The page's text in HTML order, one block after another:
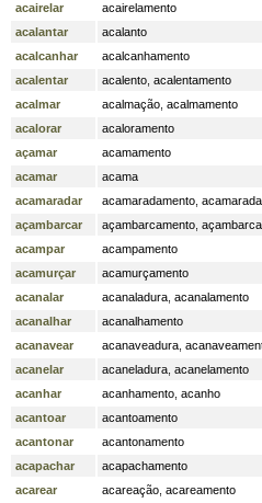
acairelar
acairelamento
acalantar
acalanto
acalcanhar
acalcanhamento
acalentar
acalento acalentamento
acalmar
acalmação acalmamento
acalorar
acaloramento
açamar
acamamento
acamar
acama
acamaradar
acamaradamento
açambarcar
açambarcamento
acampar
acampamento
acamurçar
acamurçamento
acanalar
acanaladura acanalamento
acanalhar
acanalhamento
acanavear
acanaveadura
acanelar
acaneladura acanelamento
acanhar
acanhamento acanho
acantoar
acantoamento
acantonar
acantonamento
acapachar
acapachamento
acarear
acareação acareamento